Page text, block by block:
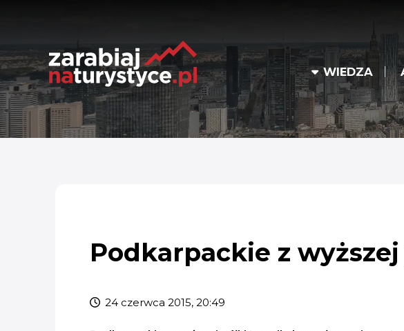
WIEDZA
Podkarpackie z wyższej
24 czerwca 2015, 20:49